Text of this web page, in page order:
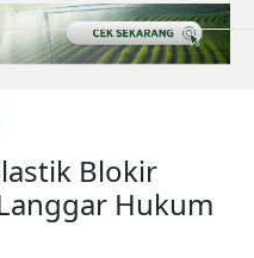
Blokir
Hukum